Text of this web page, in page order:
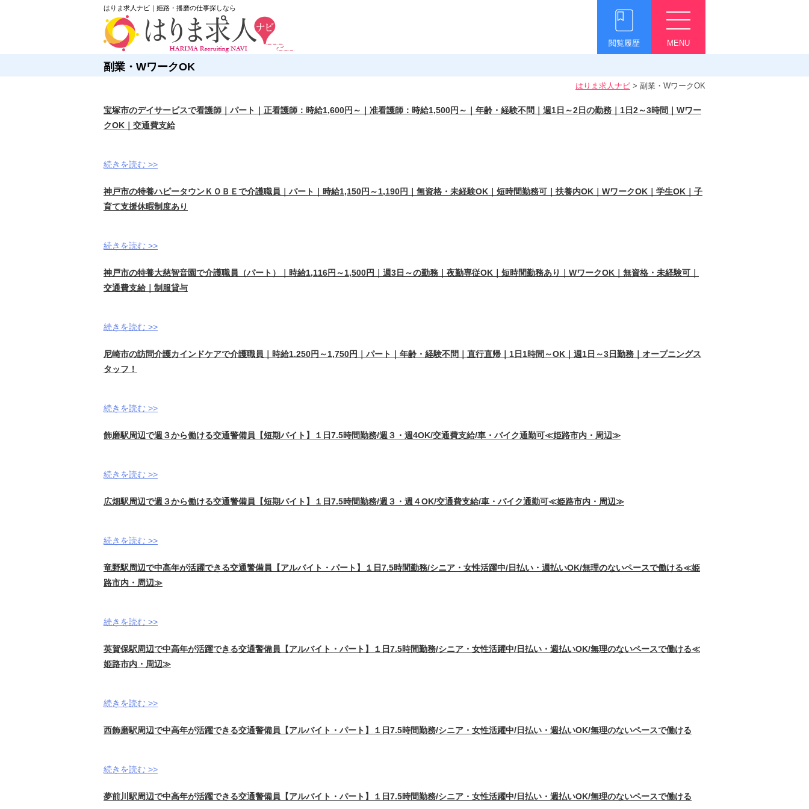
はりま求人ナビ｜姫路・播磨の仕事探しなら
MENU
閲覧履歴
副業・WワークOK
はりま求人ナビ > 副業・WワークOK
宝塚市のデイサービスで看護師｜パート｜正看護師：時給1,600円～｜准看護師：時給1,500円～｜年齢・経験不問｜週1日～2日の勤務｜1日2～3時間｜Wワー
クOK｜交通費支給
続きを読む >>
神戸市の特養ハピータウンＫＯＢＥで介護職員｜パート｜時給1,150円～1,190円｜無資格・未経験OK｜短時間勤務可｜扶養内OK｜WワークOK｜学生OK｜子
育て支援休暇制度あり
続きを読む >>
神戸市の特養大慈智音園で介護職員（パート）｜時給1,116円～1,500円｜週3日～の勤務｜夜勤専従OK｜短時間勤務あり｜WワークOK｜無資格・未経験可｜
交通費支給｜制服貸与
続きを読む >>
尼崎市の訪問介護カインドケアで介護職員｜時給1,250円～1,750円｜パート｜年齢・経験不問｜直行直帰｜1日1時間～OK｜週1日～3日勤務｜オープニングス
タッフ！
続きを読む >>
飾磨駅周辺で週３から働ける交通警備員【短期バイト】１日7.5時間勤務/週３・週4OK/交通費支給/車・バイク通勤可≪姫路市内・周辺≫
続きを読む >>
広畑駅周辺で週３から働ける交通警備員【短期バイト】１日7.5時間勤務/週３・週４OK/交通費支給/車・バイク通勤可≪姫路市内・周辺≫
続きを読む >>
竜野駅周辺で中高年が活躍できる交通警備員【アルバイト・パート】１日7.5時間勤務/シニア・女性活躍中/日払い・週払いOK/無理のないペースで働ける≪姫
路市内・周辺≫
続きを読む >>
英賀保駅周辺で中高年が活躍できる交通警備員【アルバイト・パート】１日7.5時間勤務/シニア・女性活躍中/日払い・週払いOK/無理のないペースで働ける≪
姫路市内・周辺≫
続きを読む >>
西飾磨駅周辺で中高年が活躍できる交通警備員【アルバイト・パート】１日7.5時間勤務/シニア・女性活躍中/日払い・週払いOK/無理のないペースで働ける
続きを読む >>
夢前川駅周辺で中高年が活躍できる交通警備員【アルバイト・パート】１日7.5時間勤務/シニア・女性活躍中/日払い・週払いOK/無理のないペースで働ける